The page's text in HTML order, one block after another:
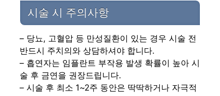
시술 시 주의사항
– 당뇨, 고혈압 등 만성질환이 있는 경우 시술 전
반드시 주치의와 상담하셔야 합니다.
– 흡연자는 임플란트 부작용 발생 확률이 높아 시
술 후 금연을 권장드립니다.
– 시술 후 최소 1~2주 동안은 딱딱하거나 자극적